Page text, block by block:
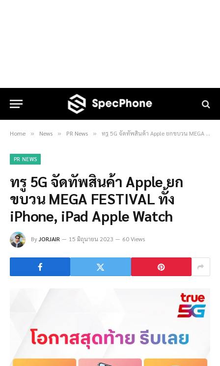
Home » News » PR News » ทรู 5G จัดทัพสินค้า Apple ยกขบวน MEGA FESTIVAL ทั้ง iPhone, iPad Apple Watch
PR NEWS
ทรู 5G จัดทัพสินค้า Apple ยก
ขบวน MEGA FESTIVAL ทั้ง
iPhone, iPad Apple Watch
ByJORJAIR 15 มิถุนายน 2023 60 Views